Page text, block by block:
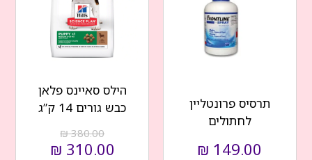
תרסיס פרונטליין
לחתולים
₪ 149.00
הילס סאיינס פלאן
כבש גורים 14 ק”ג
₪380.00
₪ 380.00.
₪ 310.00
₪ 310.00.